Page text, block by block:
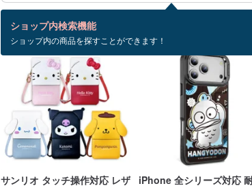
ショップ内検索機能
ショップ内の商品を探すことができます！
検索結果：2,331 件
サンリオ タッチ操作対応 レザ
iPhone 全シリーズ対応